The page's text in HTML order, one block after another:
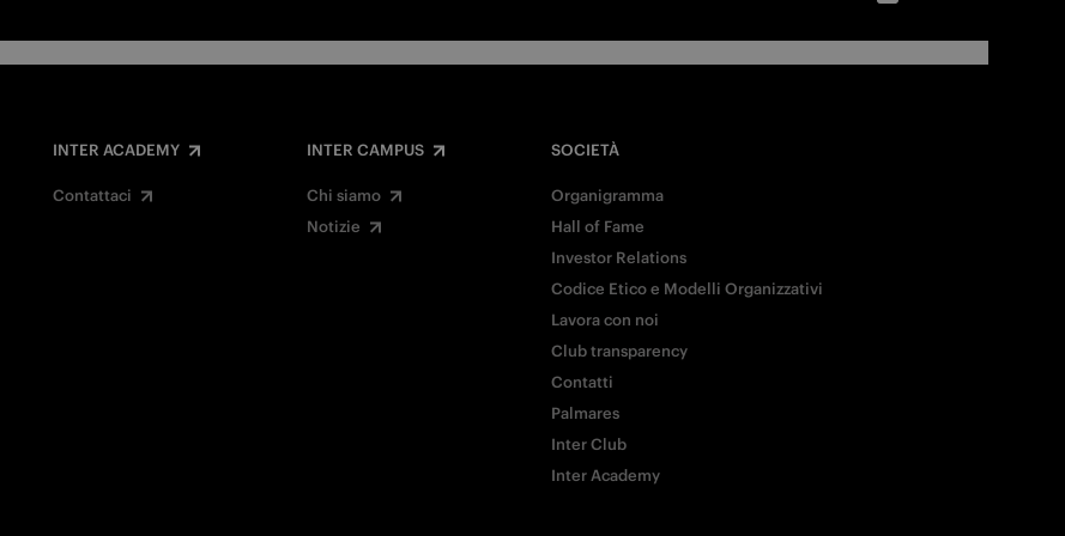
INTER ACADEMY
Contattaci
INTER CAMPUS
Chi siamo
Notizie
SOCIETÀ
Organigramma
Hall of Fame
Investor Relations
Codice Etico e Modelli Organizzativi
Lavora con noi
Club transparency
Contatti
Palmares
Inter Club
Inter Academy